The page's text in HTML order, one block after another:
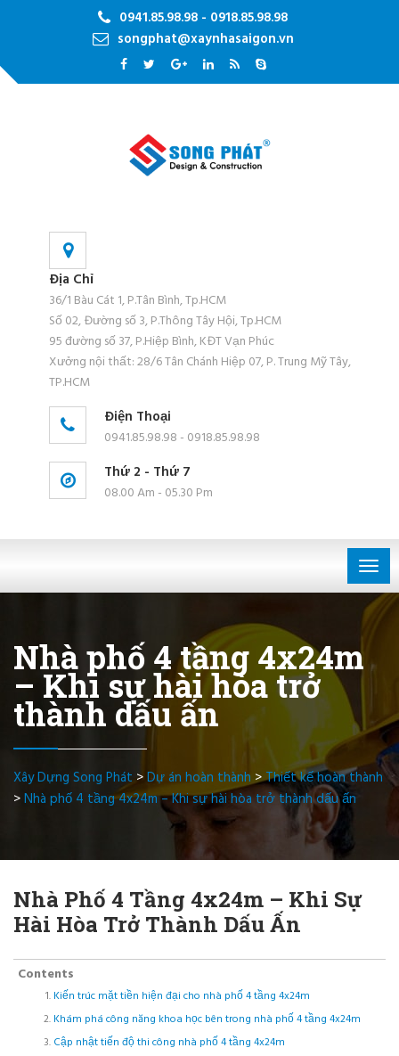
0941.85.98.98 - 0918.85.98.98
songphat@xaynhasaigon.vn
Địa Chỉ
36/1 Bàu Cát 1, P.Tân Bình, Tp.HCM
Số 02, Đường số 3, P.Thông Tây Hội, Tp.HCM
95 đường số 37, P.Hiệp Bình, KĐT Vạn Phúc
Xưởng nội thất: 28/6 Tân Chánh Hiệp 07, P. Trung Mỹ Tây,
TP.HCM
Điện Thoại
0941.85.98.98 - 0918.85.98.98
Thứ 2 - Thứ 7
08.00 Am - 05.30 Pm
Nhà phố 4 tầng 4x24m
– Khi sự hài hòa trở
thành dấu ấn
Xây Dựng Song Phát>Dự án hoàn thành >Thiết kế hoàn thành
>Nhà phố 4 tầng 4x24m – Khi sự hài hòa trở thành dấu ấn
Nhà Phố 4 Tầng 4x24m – Khi Sự
Hài Hòa Trở Thành Dấu Ấn
Contents
Kiến trúc mặt tiền hiện đại cho nhà phố 4 tầng 4x24m
Khám phá công năng khoa học bên trong nhà phố 4 tầng 4x24m
Cập nhật tiến độ thi công nhà phố 4 tầng 4x24m